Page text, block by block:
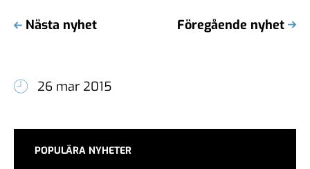
Nästa nyhet Föregående nyhet
26 mar 2015
POPULÄRA NYHETER